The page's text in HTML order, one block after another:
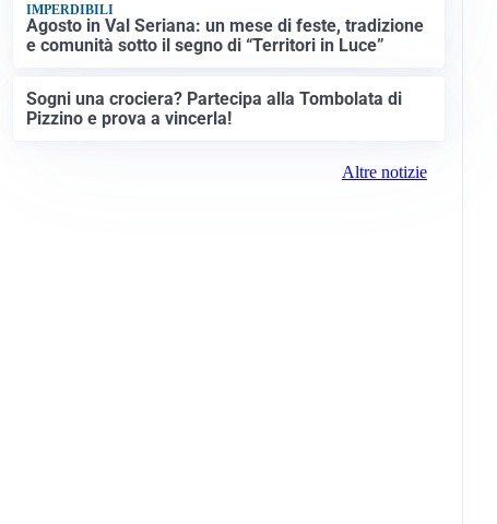
IMPERDIBILI
Agosto in Val Seriana: un mese di feste, tradizione
e comunità sotto il segno di “Territori in Luce”
Sogni una crociera? Partecipa alla Tombolata di
Pizzino e prova a vincerla!
Altre notizie